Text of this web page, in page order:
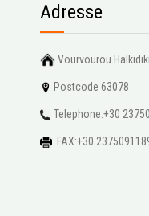
Adresse
Vourvourou Halkidiki
Postcode 63078
Telephone:+30
FAX:+30